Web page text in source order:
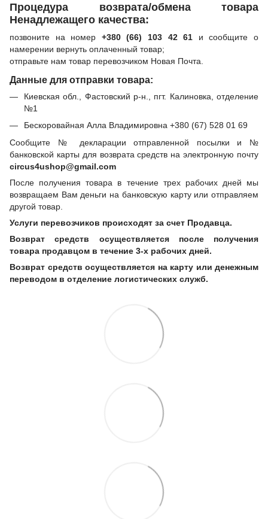
Процедура возврата/обмена товара
Ненадлежащего качества:
позвоните на номер +380 (66) 103 42 61 и сообщите о
намерении вернуть оплаченный товар;
отправьте нам товар перевозчиком Новая Почта.
Данные для отправки товара:
Киевская обл., Фастовский р-н., пгт. Калиновка, отделение
№1
Бескоровайная Алла Владимировна +380 (67) 528 01 69
Сообщите № декларации отправленной посылки и №
банковской карты для возврата средств на электронную почту
circus4ushop@gmail.com
После получения товара в течение трех рабочих дней мы
возвращаем Вам деньги на банковскую карту или отправляем
другой товар.
Услуги перевозчиков происходят за счет Продавца.
Возврат средств осуществляется после получения
товара продавцом в течение 3-х рабочих дней.
Возврат средств осуществляется на карту или денежным
переводом в отделение логистических служб.